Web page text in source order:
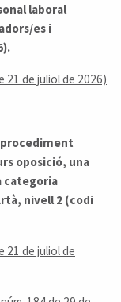
laboral
es i
21 de juliol de 2026)
procediment
oposició, una
categoria
nivell 2 (codi
21 de juliol de